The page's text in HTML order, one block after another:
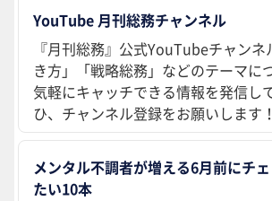
YouTube 月刊総務チャンネル
『月刊総務』公式YouTubeチャン
き方」「戦略総務」などのテーマに
気軽にキャッチできる情報を発信し
ひ、チャンネル登録をお願いします！
メンタル不調者が増える6月前にチ
たい10本